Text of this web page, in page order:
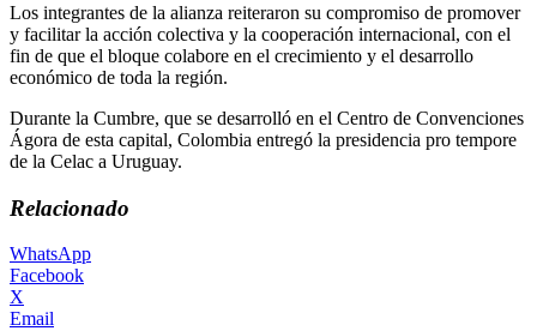
Los integrantes de la alianza reiteraron su compromiso de promover
y facilitar la acción colectiva y la cooperación internacional, con el
fin de que el bloque colabore en el crecimiento y el desarrollo
económico de toda la región.
Durante la Cumbre, que se desarrolló en el Centro de Convenciones
Ágora de esta capital, Colombia entregó la presidencia pro tempore
de la Celac a Uruguay.
Relacionado
WhatsApp
Facebook
X
Email